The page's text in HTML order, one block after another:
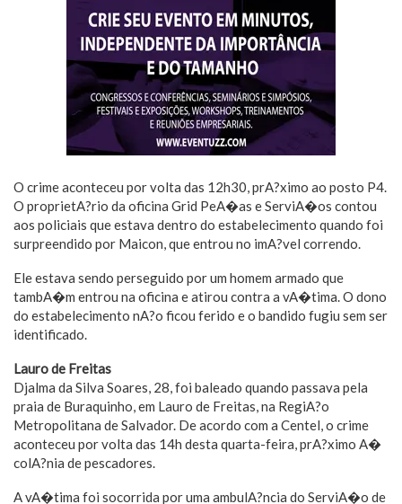
O crime aconteceu por volta das 12h30, prA?ximo ao posto P4.
O proprietA?rio da oficina Grid PeA�as e ServiA�os contou
aos policiais que estava dentro do estabelecimento quando foi
surpreendido por Maicon, que entrou no imA?vel correndo.
Ele estava sendo perseguido por um homem armado que
tambA�m entrou na oficina e atirou contra a vA�tima. O dono
do estabelecimento nA?o ficou ferido e o bandido fugiu sem ser
identificado.
Lauro de Freitas
Djalma da Silva Soares, 28, foi baleado quando passava pela
praia de Buraquinho, em Lauro de Freitas, na RegiA?o
Metropolitana de Salvador. De acordo com a Centel, o crime
aconteceu por volta das 14h desta quarta-feira, prA?ximo A�
colA?nia de pescadores.
A vA�tima foi socorrida por uma ambulA?ncia do ServiA�o de